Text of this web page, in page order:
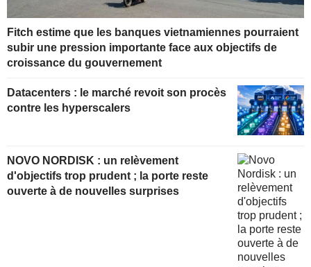
Fitch estime que les banques vietnamiennes pourraient
subir une pression importante face aux objectifs de
croissance du gouvernement
Datacenters : le marché revoit son procès
contre les hyperscalers
NOVO NORDISK : un relèvement
d'objectifs trop prudent ; la porte reste
ouverte à de nouvelles surprises